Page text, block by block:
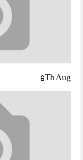
6Th Aug